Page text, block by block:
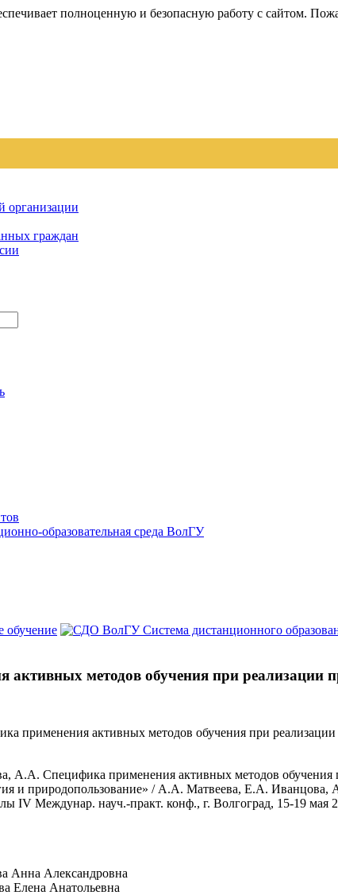
полноценную и безопасную работу с сайтом.
организации
граждан
образовательная среда ВолГУ
обучение
Система дистанционного
активных методов обучения при
применения активных методов обучения при
А.А. Специфика применения активных методов
и природопользование» / А.А. Матвеева, Е.А. Иванцова,
IV Междунар. науч.-практ. конф., г. Волгоград, 15-19
Анна Александровна
Елена Анатольевна